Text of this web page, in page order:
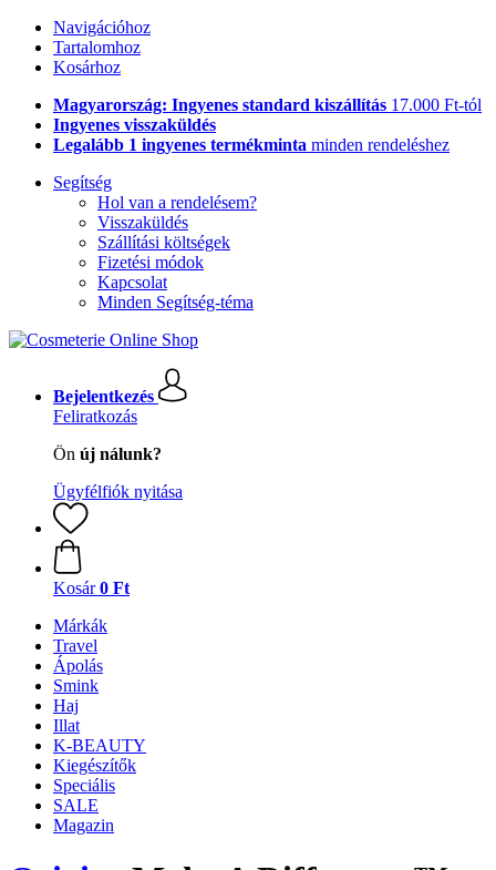
Navigációhoz
Tartalomhoz
Kosárhoz
Magyarország: Ingyenes standard kiszállítás 17.000 Ft-tól
Ingyenes visszaküldés
Legalább 1 ingyenes termékminta minden rendeléshez
Segítség
Hol van a rendelésem?
Visszaküldés
Szállítási költségek
Fizetési módok
Kapcsolat
Minden Segítség-téma
Bejelentkezés
Feliratkozás
Ön új nálunk?
Ügyfélfiók nyitása
Kosár 0 Ft
Márkák
Travel
Ápolás
Smink
Haj
Illat
K-BEAUTY
Kiegészítők
Speciális
SALE
Magazin